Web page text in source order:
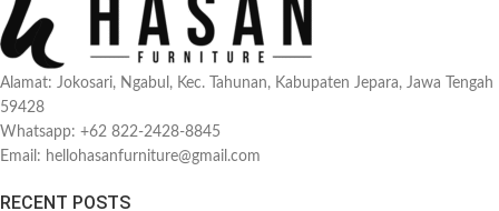
Alamat: Jokosari, Ngabul, Kec. Tahunan, Kabupaten Jepara, Jawa Tengah
59428
Whatsapp: +62 822-2428-8845
Email: hellohasanfurniture@gmail.com
RECENT POSTS